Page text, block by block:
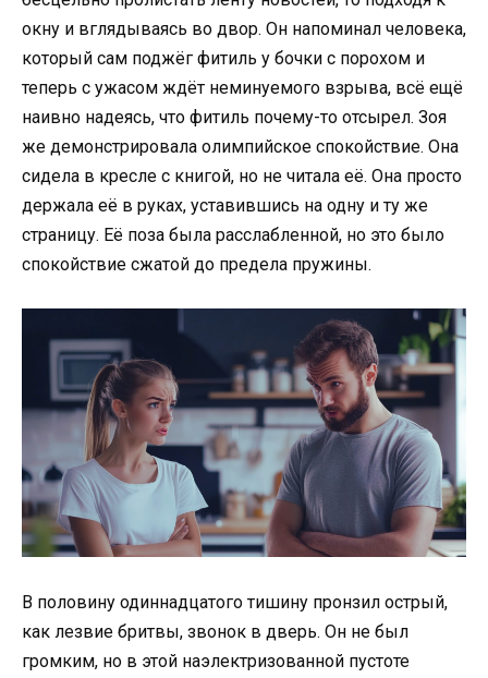
окну и вглядываясь во двор. Он напоминал человека,
который сам поджёг фитиль у бочки с порохом и
теперь с ужасом ждёт неминуемого взрыва, всё ещё
наивно надеясь, что фитиль почему-то отсырел. Зоя
же демонстрировала олимпийское спокойствие. Она
сидела в кресле с книгой, но не читала её. Она просто
держала её в руках, уставившись на одну и ту же
страницу. Её поза была расслабленной, но это было
спокойствие сжатой до предела пружины.
В половину одиннадцатого тишину пронзил острый,
как лезвие бритвы, звонок в дверь. Он не был
громким, но в этой наэлектризованной пустоте